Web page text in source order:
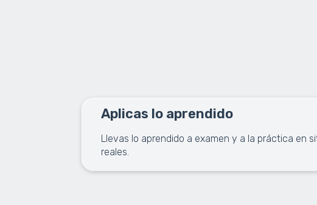
Aplicas lo aprendido
Llevas lo aprendido a examen y a la práctica en
reales.